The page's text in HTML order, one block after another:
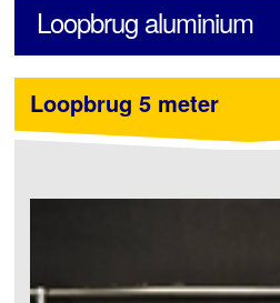
Loopbrug aluminium
Loopbrug 5 meter